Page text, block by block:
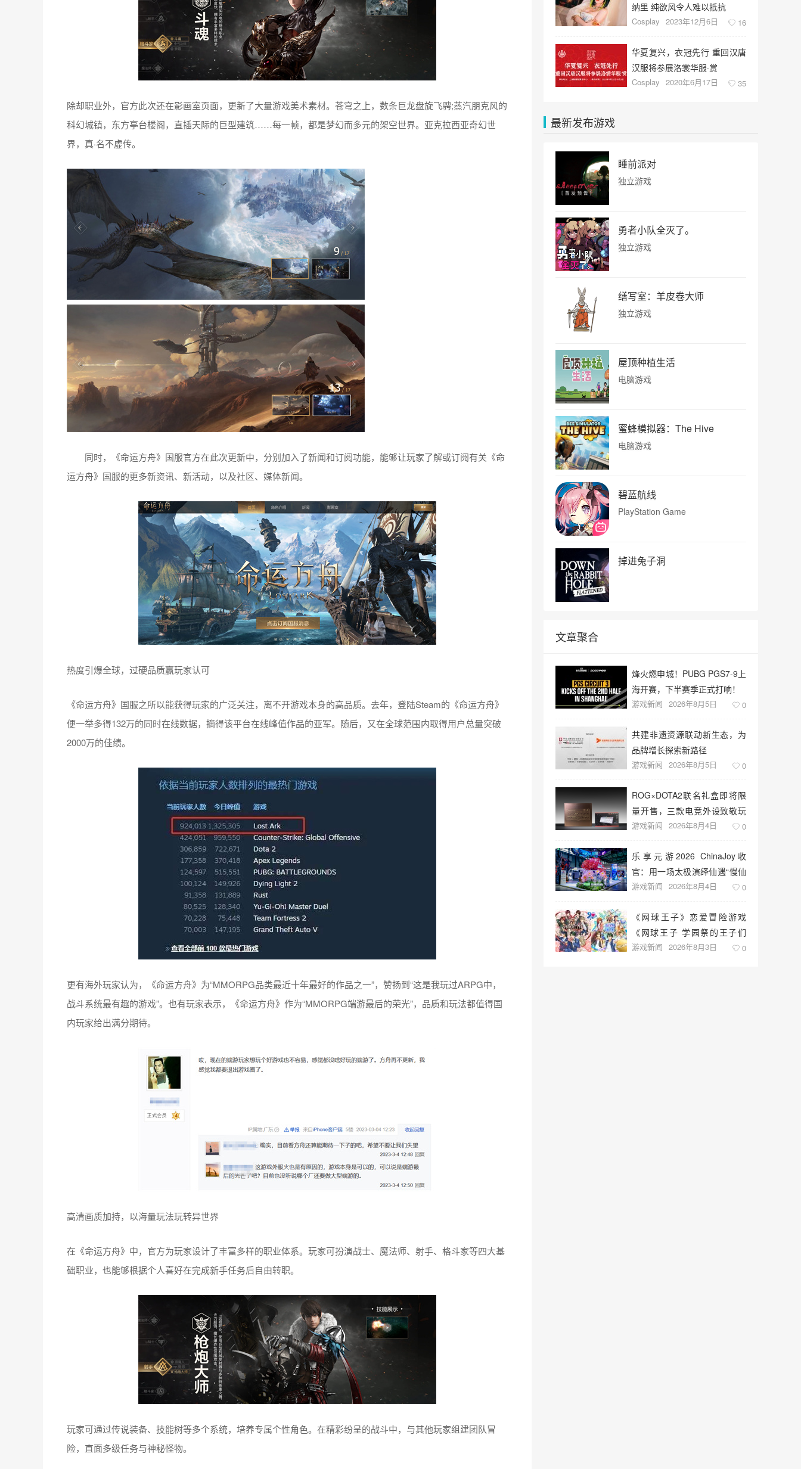
除却职业外，官方此次还在影画室页面，更新了大量游戏美术素材。苍穹之上，数条巨龙盘旋飞骋;蒸汽朋克风的
科幻城镇，东方亭台楼阁，直插天际的巨型建筑……每一帧，都是梦幻而多元的架空世界。亚克拉西亚奇幻世
界，真·名不虚传。
同时，《命运方舟》国服官方在此次更新中，分别加入了新闻和订阅功能，能够让玩家了解或订阅有关《命
运方舟》国服的更多新资讯、新活动，以及社区、媒体新闻。
热度引爆全球，过硬品质赢玩家认可
《命运方舟》国服之所以能获得玩家的广泛关注，离不开游戏本身的高品质。去年，登陆Steam的《命运方舟》
便一举多得132万的同时在线数据，摘得该平台在线峰值作品的亚军。随后，又在全球范围内取得用户总量突破
2000万的佳绩。
更有海外玩家认为，《命运方舟》为“MMORPG品类最近十年最好的作品之一”，赞扬到“这是我玩过ARPG中，
战斗系统最有趣的游戏”。也有玩家表示，《命运方舟》作为“MMORPG端游最后的荣光”，品质和玩法都值得国
内玩家给出满分期待。
高清画质加持，以海量玩法玩转异世界
在《命运方舟》中，官方为玩家设计了丰富多样的职业体系。玩家可扮演战士、魔法师、射手、格斗家等四大基
础职业，也能够根据个人喜好在完成新手任务后自由转职。
玩家可通过传说装备、技能树等多个系统，培养专属个性角色。在精彩纷呈的战斗中，与其他玩家组建团队冒
险，直面多级任务与神秘怪物。
纳里 纯欲风令人难以抵抗
Cosplay 2023年12月6日 16
华夏复兴，衣冠先行 重回汉唐
汉服将参展洛裳华服·赏
Cosplay 2020年6月17日 35
最新发布游戏
睡前派对
独立游戏
勇者小队全灭了。
独立游戏
缮写室：羊皮卷大师
独立游戏
屋顶种植生活
电脑游戏
蜜蜂模拟器：The Hive
电脑游戏
碧蓝航线
PlayStation Game
掉进兔子洞
文章聚合
烽火燃申城！PUBG PGS7-9上
海开赛，下半赛季正式打响！
游戏新闻 2026年8月5日 0
共建非遗资源联动新生态，为
品牌增长探索新路径
游戏新闻 2026年8月5日 0
ROG×DOTA2联名礼盒即将限
量开售，三款电竞外设致敬玩
家青春记忆
游戏新闻 2026年8月4日 0
乐享元游2026 ChinaJoy收
官：用一场太极演绎仙遇“慢仙
侠”
游戏新闻 2026年8月4日 0
《网球王子》恋爱冒险游戏
《网球王子 学园祭的王子们
♡-40 and more…》与《网球
游戏新闻 2026年8月3日 0